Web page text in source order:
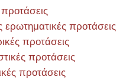
προτάσεις
ερωτηματικές προτάσεις
προτάσεις
προτάσεις
προτάσεις